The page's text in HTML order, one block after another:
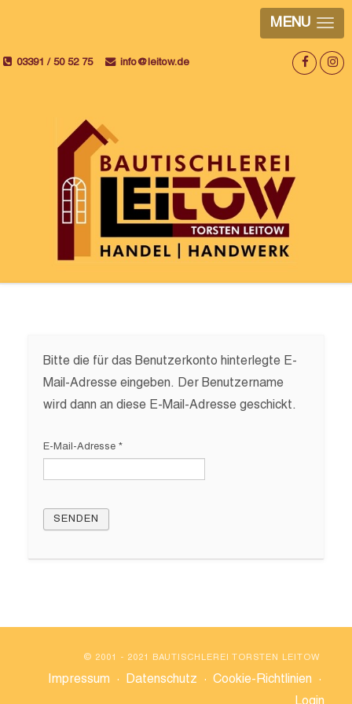
MENU
03391 / 50 52 75 info@leitow.de
Bitte die für das Benutzerkonto hinterlegte E-
Mail-Adresse eingeben. Der Benutzername
wird dann an diese E-Mail-Adresse geschickt.
E-Mail-Adresse *
SENDEN
© 2001 - 2021 BAUTISCHLEREI TORSTEN LEITOW
Impressum · Datenschutz · Cookie-Richtlinien ·
Login